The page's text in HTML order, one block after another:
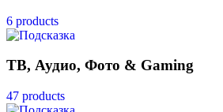
6 products
ТВ, Аудио, Фото & Gaming
47 products